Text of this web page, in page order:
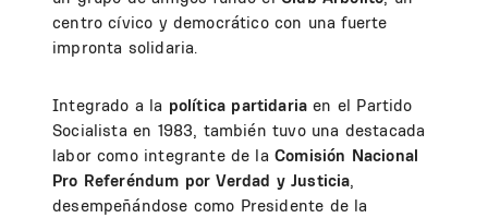
centro cívico y democrático con una fuerte
impronta solidaria.
Integrado a la política partidaria en el Partido
Socialista en 1983, también tuvo una destacada
labor como integrante de laComisión Nacional
Pro Referéndum por Verdad y Justicia,
desempeñándose como Presidente de la